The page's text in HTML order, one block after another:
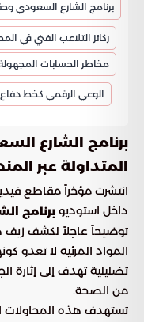
ركائز التلاعب الفني في
مخاطر الحسابات
الوعي الرقمي كخط
برنامج الشارع
المتداولة عبر
انتشرت مؤخراً مقاطع
داخل استوديو برنامج
توضيحاً عاجلاً لكشف زيف
المواد المرئية لا تعدو
تضليلية تهدف إلى إثارة
من الصحة.
تستهدف هذه المحاولات